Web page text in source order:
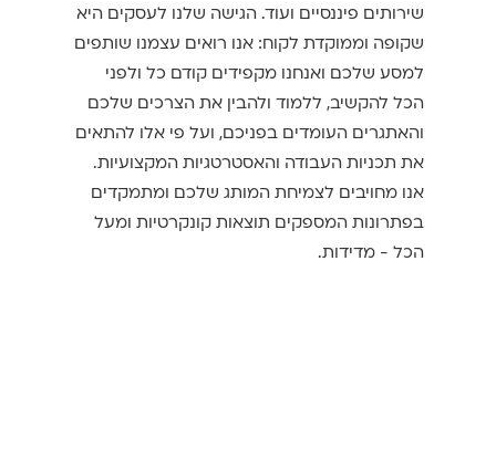
שירותים פיננסיים ועוד. הגישה שלנו לעסקים היא
שקופה וממוקדת לקוח: אנו רואים עצמנו שותפים
למסע שלכם ואנחנו מקפידים קודם כל ולפני
הכל להקשיב, ללמוד ולהבין את הצרכים שלכם
והאתגרים העומדים בפניכם, ועל פי אלו להתאים
את תכניות העבודה והאסטרטגיות המקצועיות.
אנו מחויבים לצמיחת המותג שלכם ומתמקדים
בפתרונות המספקים תוצאות קונקרטיות ומעל
הכל - מדידות.